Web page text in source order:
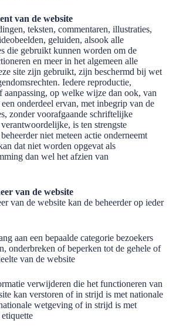
van de website
teksten, commentaren, illustraties,
geluiden, alsook alle
die gebruikt kunnen worden om de
en meer in het algemeen alle
site zijn gebruikt, zijn beschermd bij wet
Iedere reproductie,
aanpassing, op welke wijze dan ook, van
onderdeel ervan, met inbegrip van de
zonder voorafgaande schriftelijke
is ten strengste
niet meteen actie onderneemt
dat niet worden opgevat als
dan wel het afzien van
van de website
van de website kan de beheerder op ieder
aan een bepaalde categorie bezoekers
onderbreken of beperken tot de gehele of
van de website
verwijderen die het functioneren van
kan verstoren of in strijd is met nationale
wetgeving of in strijd is met